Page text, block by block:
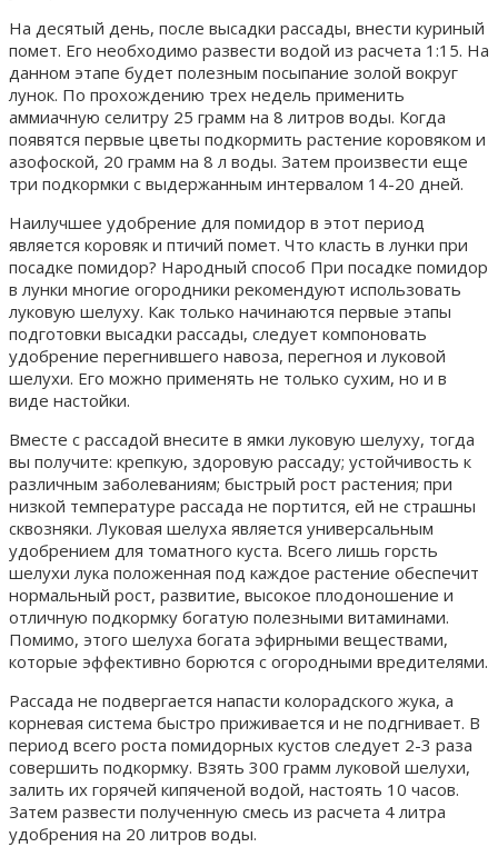
На десятый день, после высадки рассады, внести куриный
помет. Его необходимо развести водой из расчета 1:15. На
данном этапе будет полезным посыпание золой вокруг
лунок. По прохождению трех недель применить
аммиачную селитру 25 грамм на 8 литров воды. Когда
появятся первые цветы подкормить растение коровяком и
азофоской, 20 грамм на 8 л воды. Затем произвести еще
три подкормки с выдержанным интервалом 14-20 дней.
Наилучшее удобрение для помидор в этот период
является коровяк и птичий помет. Что класть в лунки при
посадке помидор? Народный способ При посадке помидор
в лунки многие огородники рекомендуют использовать
луковую шелуху. Как только начинаются первые этапы
подготовки высадки рассады, следует компоновать
удобрение перегнившего навоза, перегноя и луковой
шелухи. Его можно применять не только сухим, но и в
виде настойки.
Вместе с рассадой внесите в ямки луковую шелуху, тогда
вы получите: крепкую, здоровую рассаду; устойчивость к
различным заболеваниям; быстрый рост растения; при
низкой температуре рассада не портится, ей не страшны
сквозняки. Луковая шелуха является универсальным
удобрением для томатного куста. Всего лишь горсть
шелухи лука положенная под каждое растение обеспечит
нормальный рост, развитие, высокое плодоношение и
отличную подкормку богатую полезными витаминами.
Помимо, этого шелуха богата эфирными веществами,
которые эффективно борются с огородными вредителями.
Рассада не подвергается напасти колорадского жука, а
корневая система быстро приживается и не подгнивает. В
период всего роста помидорных кустов следует 2-3 раза
совершить подкормку. Взять 300 грамм луковой шелухи,
залить их горячей кипяченой водой, настоять 10 часов.
Затем развести полученную смесь из расчета 4 литра
удобрения на 20 литров воды.